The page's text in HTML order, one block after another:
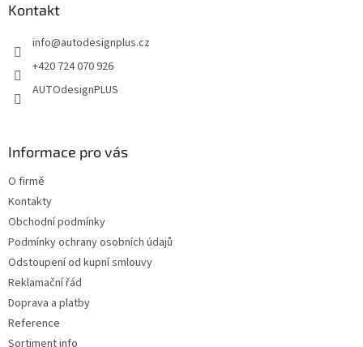
Kontakt
info@autodesignplus.cz
+420 724 070 926
AUTOdesignPLUS
Informace pro vás
O firmě
Kontakty
Obchodní podmínky
Podmínky ochrany osobních údajů
Odstoupení od kupní smlouvy
Reklamační řád
Doprava a platby
Reference